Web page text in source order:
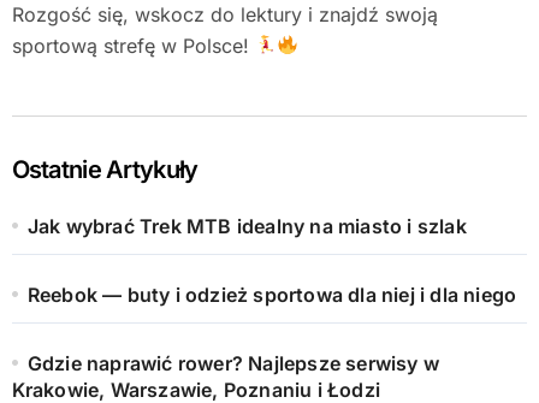
Rozgość się, wskocz do lektury i znajdź swoją
sportową strefę w Polsce!
Ostatnie Artykuły
Jak wybrać Trek MTB idealny na miasto i szlak
Reebok — buty i odzież sportowa dla niej i dla niego
Gdzie naprawić rower? Najlepsze serwisy w
Krakowie, Warszawie, Poznaniu i Łodzi